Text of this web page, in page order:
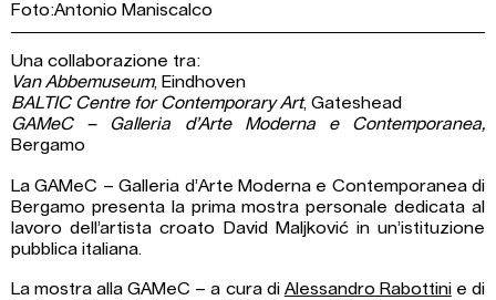
Foto:Antonio Maniscalco
Una collaborazione tra:
Van Abbemuseum, Eindhoven
BALTIC Centre for Contemporary Art, Gateshead
GAMeC – Galleria d’Arte Moderna e Contemporanea,
Bergamo
La GAMeC – Galleria d’Arte Moderna e Contemporanea di
Bergamo presenta la prima mostra personale dedicata al
lavoro dell’artista croato David Maljković in un’istituzione
pubblica italiana.
La mostra alla GAMeC – a cura di Alessandro Rabottinie di